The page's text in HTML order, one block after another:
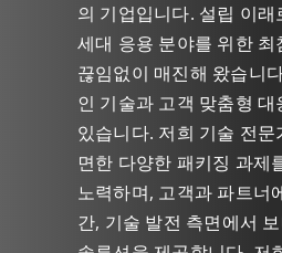
의 기업입니다. 설립 이
세대 응용 분야를 위한 최
끊임없이 매진해 왔습니
인 기술과 고객 맞춤형 대
있습니다. 저희 기술 전
면한 다양한 패키징 과제
노력하며, 고객과 파트너
간, 기술 발전 측면에서